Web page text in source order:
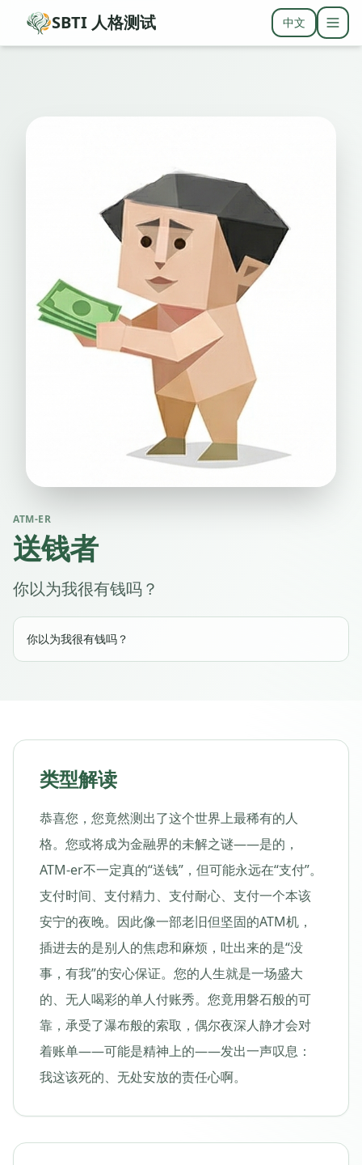
SBTI 人格测试 中文
ATM-ER
送钱者
你以为我很有钱吗？
你以为我很有钱吗？
类型解读
恭喜您，您竟然测出了这个世界上最稀有的人
格。您或将成为金融界的未解之谜——是的，
ATM-er不一定真的“送钱”，但可能永远在“支付”。
支付时间、支付精力、支付耐心、支付一个本该
安宁的夜晚。因此像一部老旧但坚固的ATM机，
插进去的是别人的焦虑和麻烦，吐出来的是“没
事，有我”的安心保证。您的人生就是一场盛大
的、无人喝彩的单人付账秀。您竟用磐石般的可
靠，承受了瀑布般的索取，偶尔夜深人静才会对
着账单——可能是精神上的——发出一声叹息：
我这该死的、无处安放的责任心啊。